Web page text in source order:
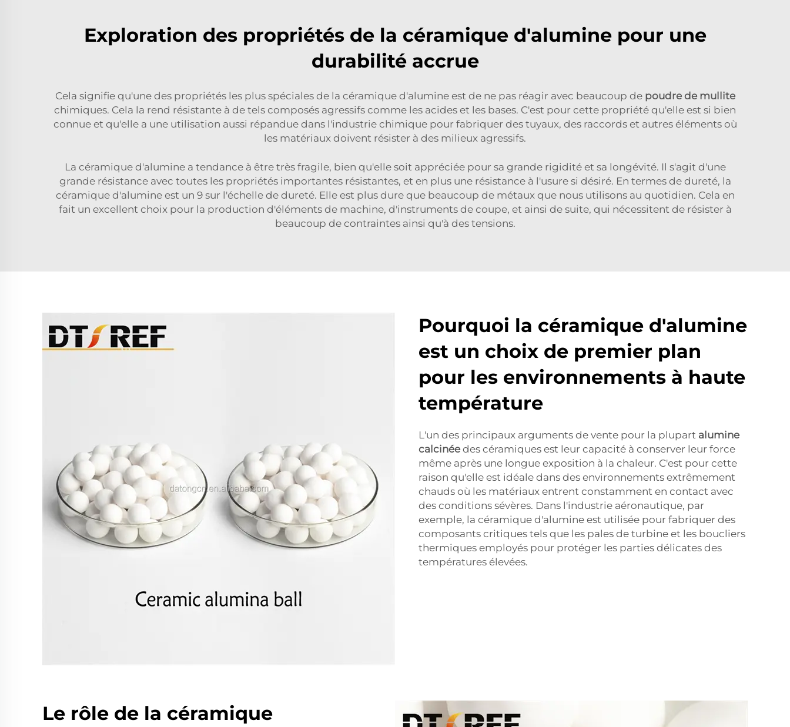
Exploration des propriétés de la céramique d'alumine pour une
durabilité accrue
Cela signifie qu'une des propriétés les plus spéciales de la céramique d'alumine est de ne pas réagir avec beaucoup de poudre de mullite
chimiques. Cela la rend résistante à de tels composés agressifs comme les acides et les bases. C'est pour cette propriété qu'elle est si bien
connue et qu'elle a une utilisation aussi répandue dans l'industrie chimique pour fabriquer des tuyaux, des raccords et autres éléments où
les matériaux doivent résister à des milieux agressifs.
La céramique d'alumine a tendance à être très fragile, bien qu'elle soit appréciée pour sa grande rigidité et sa longévité. Il s'agit d'une
grande résistance avec toutes les propriétés importantes résistantes, et en plus une résistance à l'usure si désiré. En termes de dureté, la
céramique d'alumine est un 9 sur l'échelle de dureté. Elle est plus dure que beaucoup de métaux que nous utilisons au quotidien. Cela en
fait un excellent choix pour la production d'éléments de machine, d'instruments de coupe, et ainsi de suite, qui nécessitent de résister à
beaucoup de contraintes ainsi qu'à des tensions.
Pourquoi la céramique d'alumine
est un choix de premier plan
pour les environnements à haute
température
L'un des principaux arguments de vente pour la plupart alumine
calcinéedes céramiques est leur capacité à conserver leur force
même après une longue exposition à la chaleur. C'est pour cette
raison qu'elle est idéale dans des environnements extrêmement
chauds où les matériaux entrent constamment en contact avec
des conditions sévères. Dans l'industrie aéronautique, par
exemple, la céramique d'alumine est utilisée pour fabriquer des
composants critiques tels que les pales de turbine et les boucliers
thermiques employés pour protéger les parties délicates des
températures élevées.
Le rôle de la céramique